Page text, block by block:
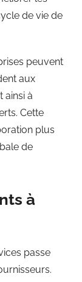
de vie de
peuvent
aux
ainsi à
Cette
plus
de
à
passe